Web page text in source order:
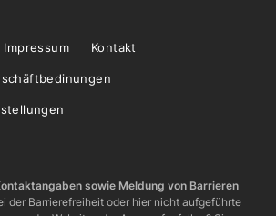
Impressum Kontakt
sowie Meldung von Barrieren
der Barrierefreiheit oder hier nicht aufgeführte